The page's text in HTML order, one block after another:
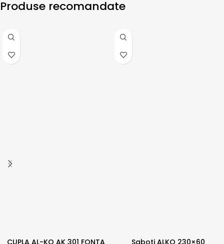
Produse recomandate
CUPLA AL-KO AK 301 FONTA
Saboti ALKO 230×60